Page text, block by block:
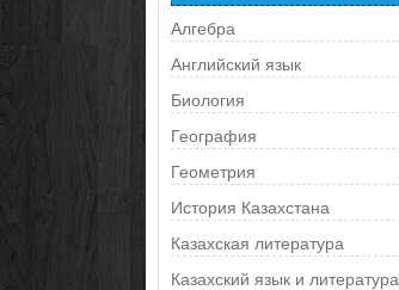
Алгебра
Английский язык
Биология
География
Геометрия
История Казахстана
Казахская литература
Казахский язык и литература